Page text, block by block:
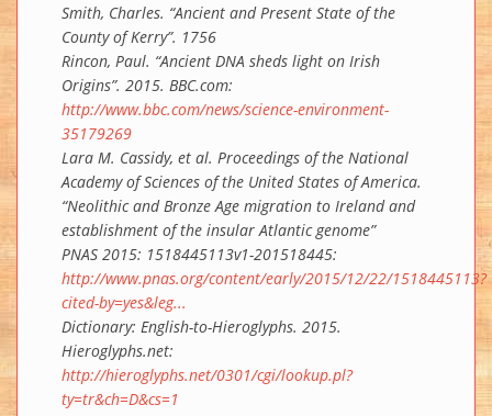
Smith, Charles. “Ancient and Present State of the
County of Kerry”. 1756
Rincon, Paul. “Ancient DNA sheds light on Irish
Origins”. 2015. BBC.com:
http://www.bbc.com/news/science-environment-
35179269
Lara M. Cassidy, et al. Proceedings of the National
Academy of Sciences of the United States of America.
“Neolithic and Bronze Age migration to Ireland and
establishment of the insular Atlantic genome”
PNAS 2015: 1518445113v1-201518445:
http://www.pnas.org/content/early/2015/12/22/1518445113?
cited-by=yes&leg...
Dictionary: English-to-Hieroglyphs. 2015.
Hieroglyphs.net:
http://hieroglyphs.net/0301/cgi/lookup.pl?
ty=tr&ch=D&cs=1